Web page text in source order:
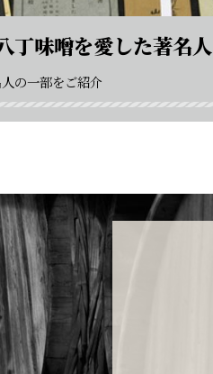
丁味噌を愛した著名人
の一部をご紹介